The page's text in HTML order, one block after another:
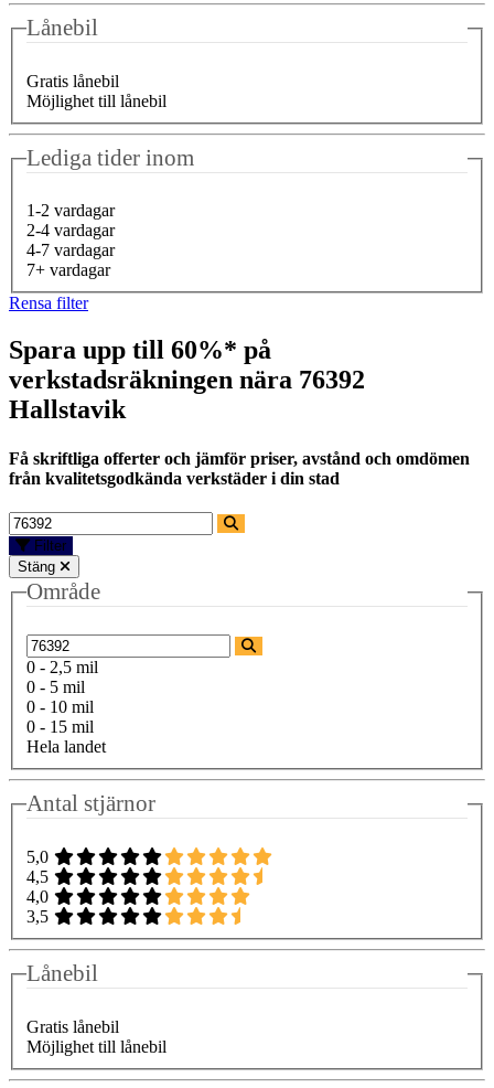
Lånebil
Gratis lånebil
Möjlighet till lånebil
Lediga tider inom
1-2 vardagar
2-4 vardagar
4-7 vardagar
7+ vardagar
Rensa filter
Spara upp till 60%* på
verkstadsräkningen nära 76392
Hallstavik
Få skriftliga offerter och jämför priser, avstånd och omdömen
från kvalitetsgodkända verkstäder i din stad
Filter
Stäng
Område
0 - 2,5 mil
0 - 5 mil
0 - 10 mil
0 - 15 mil
Hela landet
Antal stjärnor
5,0
4,5
4,0
3,5
Lånebil
Gratis lånebil
Möjlighet till lånebil